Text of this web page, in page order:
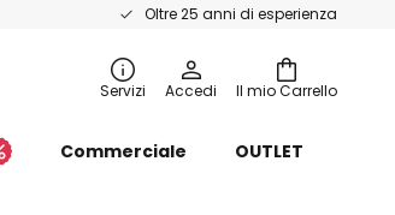
Oltre 25 anni di esperienza
Il mio Carrello
Servizi Accedi
Commerciale OUTLET